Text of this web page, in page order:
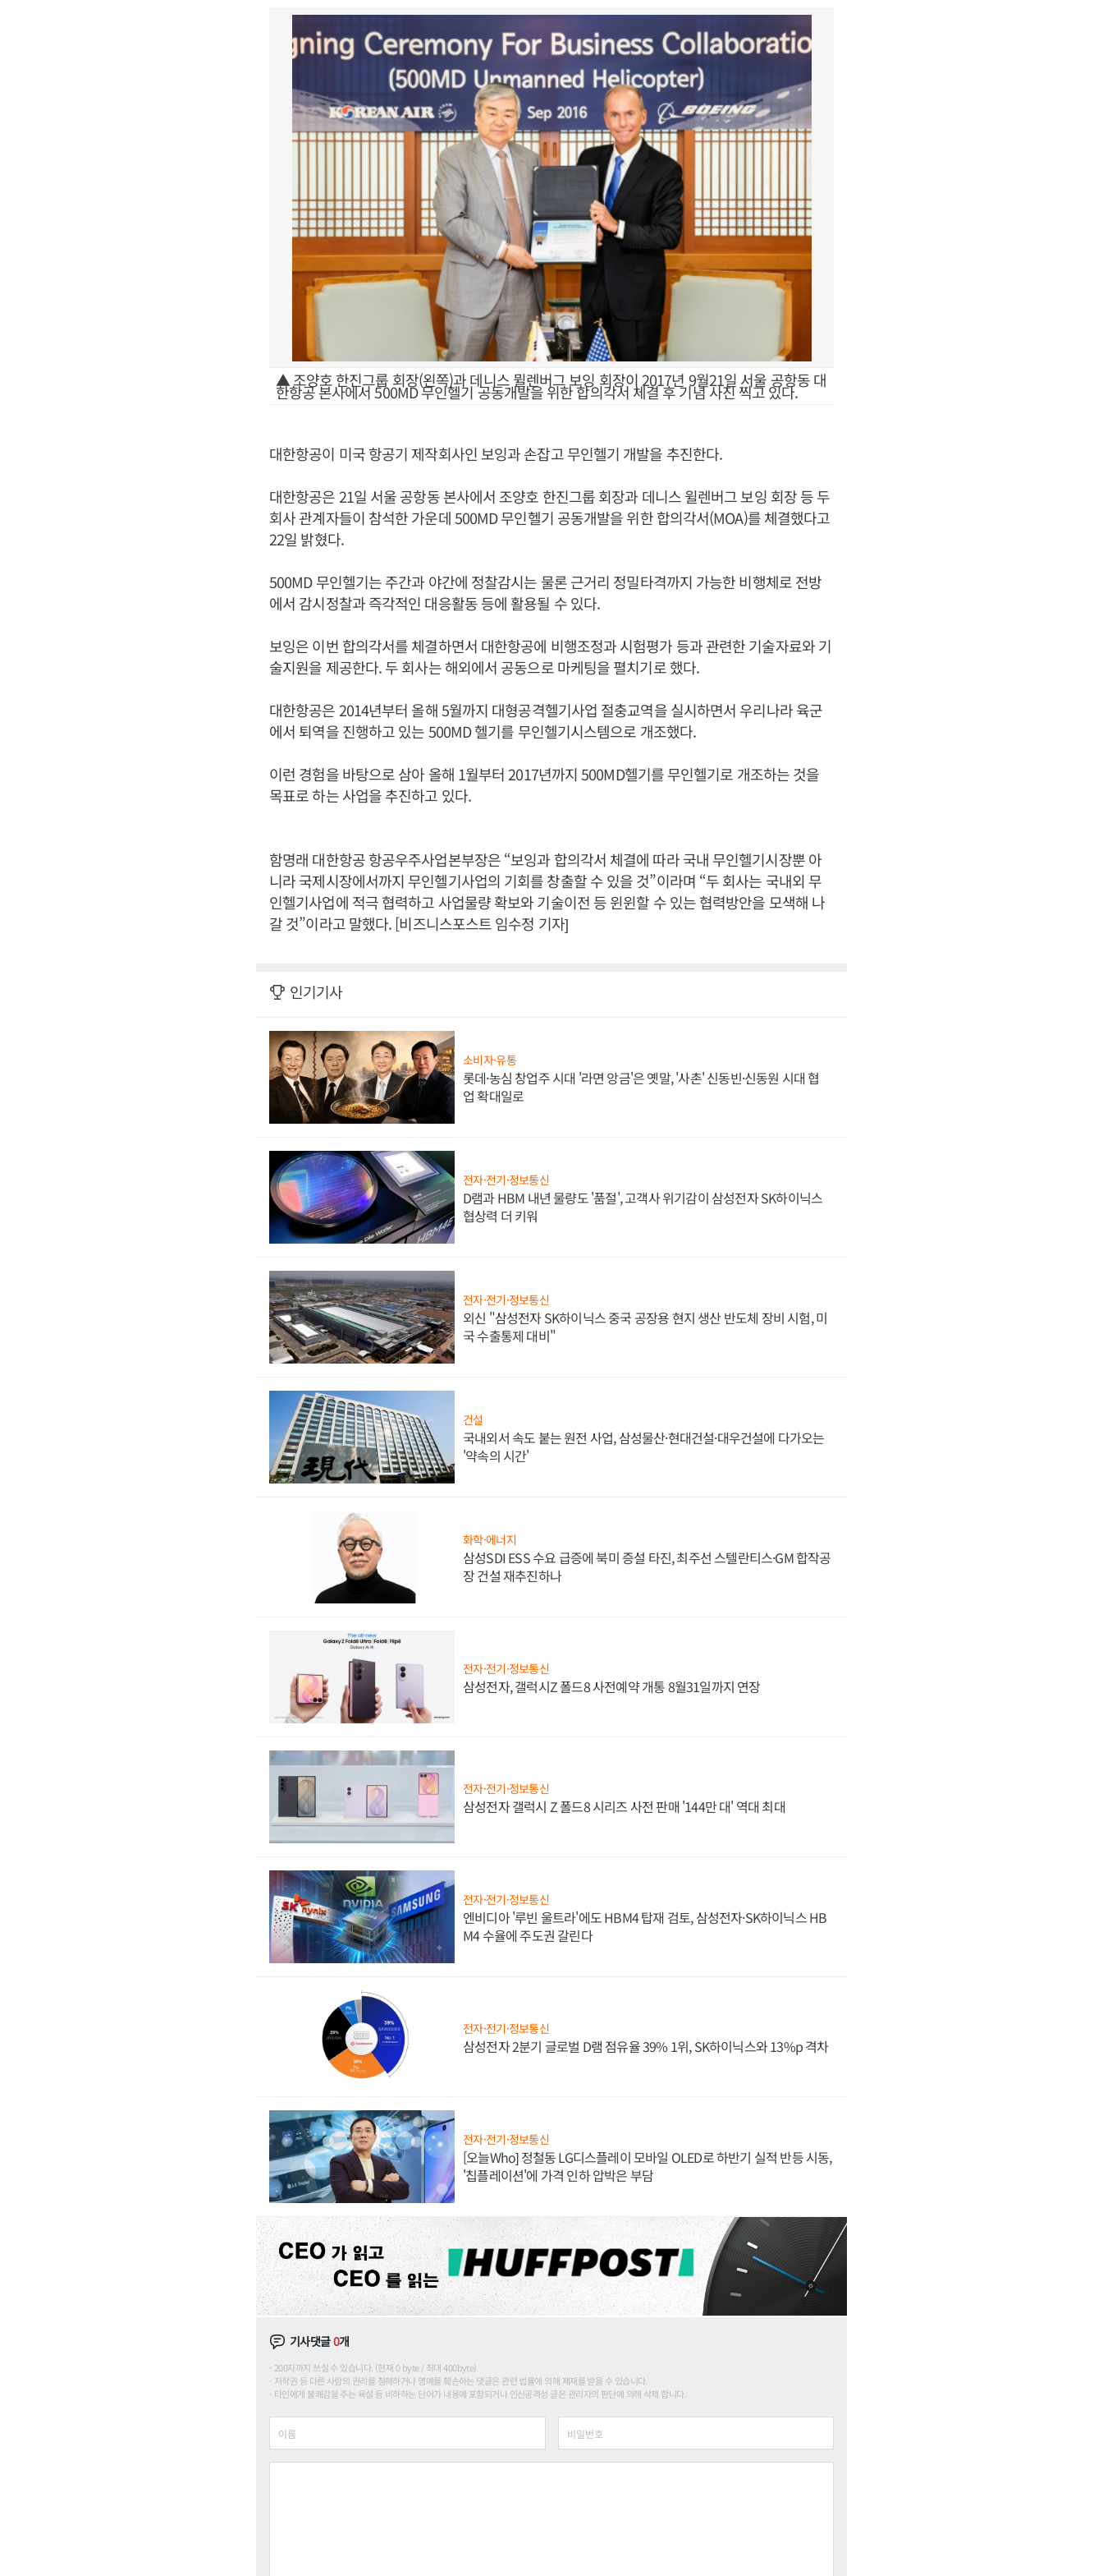
▲ 조양호 한진그룹 회장(왼쪽)과 데니스 뮐렌버그 보잉 회장이 2017년 9월21일 서울 공항동 대
한항공 본사에서 500MD 무인헬기 공동개발을 위한 합의각서 체결 후 기념 사진 찍고 있다.
대한항공이 미국 항공기 제작회사인 보잉과 손잡고 무인헬기 개발을 추진한다.
대한항공은 21일 서울 공항동 본사에서 조양호 한진그룹 회장과 데니스 윌렌버그 보잉 회장 등 두
회사 관계자들이 참석한 가운데 500MD 무인헬기 공동개발을 위한 합의각서(MOA)를 체결했다고
22일 밝혔다.
500MD 무인헬기는 주간과 야간에 정찰감시는 물론 근거리 정밀타격까지 가능한 비행체로 전방
에서 감시정찰과 즉각적인 대응활동 등에 활용될 수 있다.
보잉은 이번 합의각서를 체결하면서 대한항공에 비행조정과 시험평가 등과 관련한 기술자료와 기
술지원을 제공한다. 두 회사는 해외에서 공동으로 마케팅을 펼치기로 했다.
대한항공은 2014년부터 올해 5월까지 대형공격헬기사업 절충교역을 실시하면서 우리나라 육군
에서 퇴역을 진행하고 있는 500MD 헬기를 무인헬기시스템으로 개조했다.
이런 경험을 바탕으로 삼아 올해 1월부터 2017년까지 500MD헬기를 무인헬기로 개조하는 것을
목표로 하는 사업을 추진하고 있다.
함명래 대한항공 항공우주사업본부장은 “보잉과 합의각서 체결에 따라 국내 무인헬기시장뿐 아
니라 국제시장에서까지 무인헬기사업의 기회를 창출할 수 있을 것”이라며 “두 회사는 국내외 무
인헬기사업에 적극 협력하고 사업물량 확보와 기술이전 등 윈윈할 수 있는 협력방안을 모색해 나
갈 것”이라고 말했다. [비즈니스포스트 임수정 기자]
인기기사
소비자·유통
롯데·농심 창업주 시대 '라면 앙금'은 옛말, '사촌' 신동빈·신동원 시대 협
업 확대일로
전자·전기·정보통신
D램과 HBM 내년 물량도 '품절', 고객사 위기감이 삼성전자 SK하이닉스
협상력 더 키워
전자·전기·정보통신
외신 "삼성전자 SK하이닉스 중국 공장용 현지 생산 반도체 장비 시험, 미
국 수출통제 대비"
건설
국내외서 속도 붙는 원전 사업, 삼성물산·현대건설·대우건설에 다가오는
'약속의 시간'
화학·에너지
삼성SDI ESS 수요 급증에 북미 증설 타진, 최주선 스텔란티스·GM 합작공
장 건설 재추진하나
전자·전기·정보통신
삼성전자, 갤럭시Z 폴드8 사전예약 개통 8월31일까지 연장
전자·전기·정보통신
삼성전자 갤럭시 Z 폴드8 시리즈 사전 판매 '144만 대' 역대 최대
전자·전기·정보통신
엔비디아 '루빈 울트라'에도 HBM4 탑재 검토, 삼성전자·SK하이닉스 HB
M4 수율에 주도권 갈린다
전자·전기·정보통신
삼성전자 2분기 글로벌 D램 점유율 39% 1위, SK하이닉스와 13%p 격차
전자·전기·정보통신
[오늘Who] 정철동 LG디스플레이 모바일 OLED로 하반기 실적 반등 시동,
'칩플레이션'에 가격 인하 압박은 부담
기사댓글0개
200자까지 쓰실 수 있습니다. (현재 0 byte / 최대 400byte)
저작권 등 다른 사람의 권리를 침해하거나 명예를 훼손하는 댓글은 관련 법률에 의해 제재를 받을 수 있습니다.
타인에게 불쾌감을 주는 욕설 등 비하하는 단어가 내용에 포함되거나 인신공격성 글은 관리자의 판단에 의해 삭제 합니다.